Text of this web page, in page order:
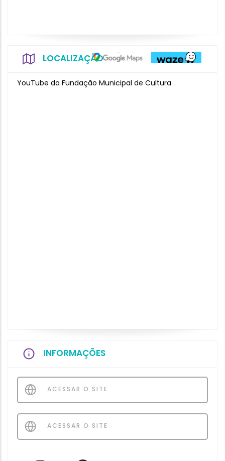
LOCALIZAÇÃO
YouTube da Fundação Municipal de Cultura
INFORMAÇÕES
ACESSAR O SITE
ACESSAR O SITE